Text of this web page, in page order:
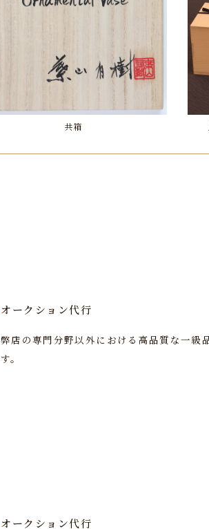
共箱
オークション代行
弊店の専門分野以外における高品質な一級
す。
オークション代行